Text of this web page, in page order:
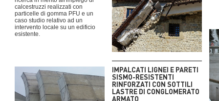
calcestruzzi realizzati con
particelle di gomma PFU e un
caso studio relativo ad un
intervento locale su un edificio
esistente.
IMPALCATI LIGNEI E PARETI
SISMO-RESISTENTI
RINFORZATI CON SOTTILI
LASTRE DI CONGLOMERATO
ARMATO